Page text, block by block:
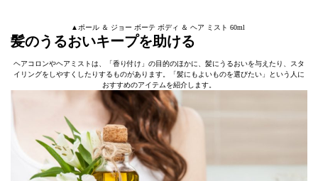
▲ポール ＆ ジョー ボーテ ボディ ＆ ヘア ミスト 60ml
髪のうるおいキープを助ける
ヘアコロンやヘアミストは、「香り付け」の目的のほかに、髪にうるおいを与えたり、スタ
イリングをしやすくしたりするものがあります。「髪にもよいものを選びたい」という人に
おすすめのアイテムを紹介します。